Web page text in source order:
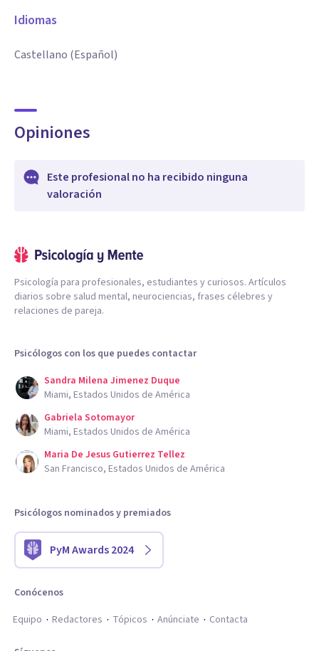
Idiomas
Castellano (Español)
Opiniones
Este profesional no ha recibido ninguna
valoración
Psicología para profesionales, estudiantes y curiosos. Artículos
diarios sobre salud mental, neurociencias, frases célebres y
relaciones de pareja.
Psicólogos con los que puedes contactar
Sandra Milena Jimenez Duque
Miami, Estados Unidos de América
Gabriela Sotomayor
Miami, Estados Unidos de América
Maria De Jesus Gutierrez Tellez
San Francisco, Estados Unidos de América
Psicólogos nominados y premiados
PyM Awards 2024
Conócenos
Equipo
Redactores Tópicos Anúnciate Contacta